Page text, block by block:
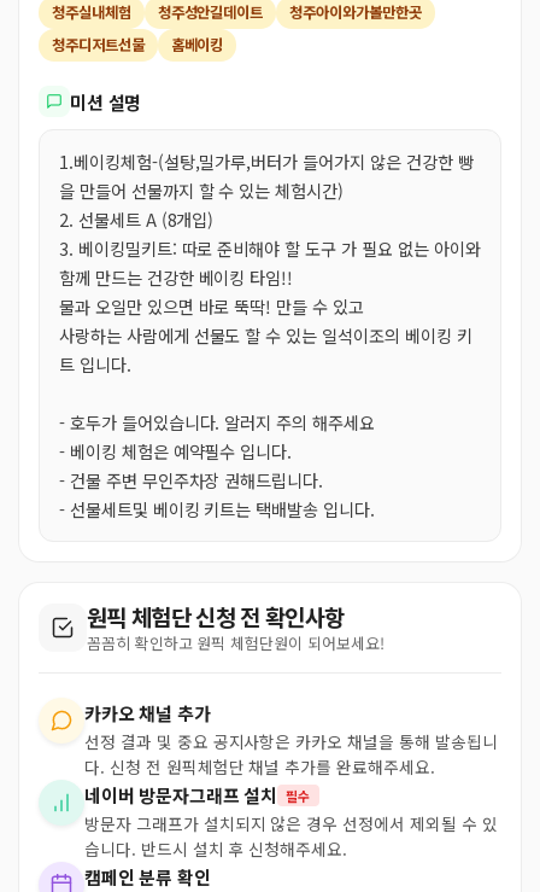
청주실내체험 청주성안길데이트
청주아이와가볼만한곳
청주디저트선물
홈베이킹
미션 설명
1.베이킹체험-(설탕,밀가루,버터가 들어가지 않은 건강한 빵
을 만들어 선물까지 할 수 있는 체험시간)
2. 선물세트 A (8개입)
3. 베이킹밀키트: 따로 준비해야 할 도구 가 필요 없는 아이와
함께 만드는 건강한 베이킹 타임!!
물과 오일만 있으면 바로 뚝딱! 만들 수 있고
사랑하는 사람에게 선물도 할 수 있는 일석이조의 베이킹 키
트 입니다.
- 호두가 들어있습니다. 알러지 주의 해주세요
- 베이킹 체험은 예약필수 입니다.
- 건물 주변 무인주차장 권해드립니다.
- 선물세트및 베이킹 키트는 택배발송 입니다.
원픽 체험단 신청 전 확인사항
꼼꼼히 확인하고 원픽 체험단원이 되어보세요!
카카오 채널 추가
선정 결과 및 중요 공지사항은 카카오 채널을 통해 발송됩니
다. 신청 전 원픽체험단 채널 추가를 완료해주세요.
네이버 방문자그래프 설치 필수
방문자 그래프가 설치되지 않은 경우 선정에서 제외될 수 있
습니다. 반드시 설치 후 신청해주세요.
캠페인 분류 확인